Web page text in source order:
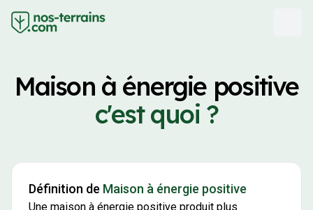
Maison à énergie positive
c'est quoi ?
Définition de Maison à énergie positive
Une maison à énergie positive produit plus